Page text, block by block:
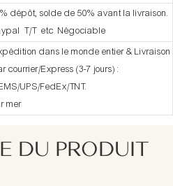
dépôt, solde de 50% avant la livraison.
T/T etc Négociable
dans le monde entier & Livraison
courrier/Express (3-7 jours) :
UPS/FedEx/TNT.
mer
DU PRODUIT